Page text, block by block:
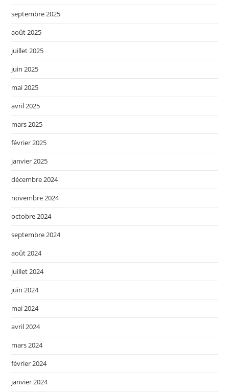
septembre 2025
août 2025
juillet 2025
juin 2025
mai 2025
avril 2025
mars 2025
février 2025
janvier 2025
décembre 2024
novembre 2024
octobre 2024
septembre 2024
août 2024
juillet 2024
juin 2024
mai 2024
avril 2024
mars 2024
février 2024
janvier 2024